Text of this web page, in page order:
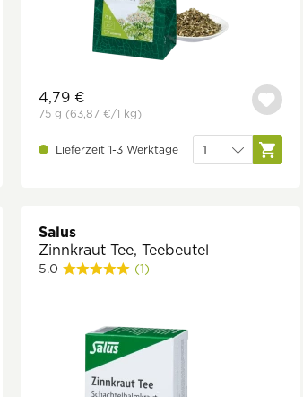
4,79 €
75 g (63,87 €/1 kg)
Lieferzeit 1-3 Werktage
Salus
Zinnkraut Tee, Teebeutel
5.0 (1)